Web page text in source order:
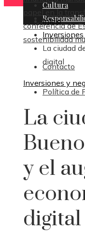
papel en la
conferencia de
sostenibilidad
Contacto
Política de
Cultura
Inicio
La ciudad
digital
Inversiones y
La
y el
digital